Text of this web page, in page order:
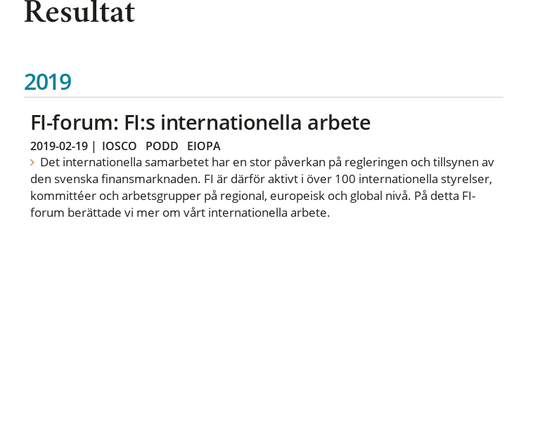
Resultat
2019
FI-forum: FI:s internationella arbete
2019-02-19| IOSCO PODD EIOPA
Det internationella samarbetet har en stor påverkan på regleringen och tillsynen av
den svenska finansmarknaden. FI är därför aktivt i över 100 internationella styrelser,
kommittéer och arbetsgrupper på regional, europeisk och global nivå. På detta FI-
forum berättade vi mer om vårt internationella arbete.